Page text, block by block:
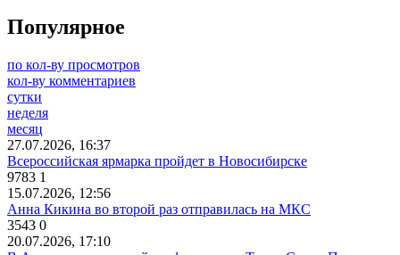
Популярное
по кол-ву просмотров
кол-ву комментариев
сутки
неделя
месяц
27.07.2026, 16:37
Всероссийская ярмарка пройдет в Новосибирске
9783 1
15.07.2026, 12:56
Анна Кикина во второй раз отправилась на МКС
3543 0
20.07.2026, 17:10